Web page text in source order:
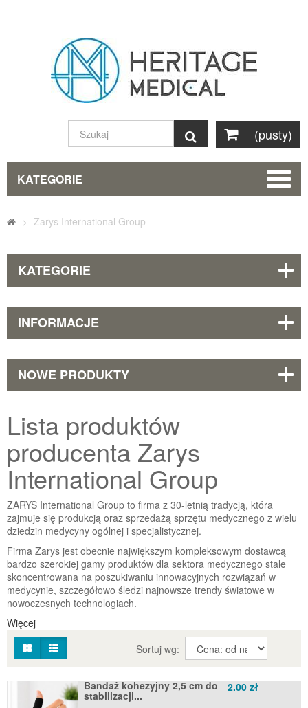
(pusty)
Szukaj
KATEGORIE
> Zarys International Group
KATEGORIE
INFORMACJE
NOWE PRODUKTY
Lista produktów
producenta Zarys
International Group
ZARYS International Group to firma z 30-letnią tradycją, która
zajmuje się produkcją oraz sprzedażą sprzętu medycznego z wielu
dziedzin medycyny ogólnej i specjalistycznej.
Firma Zarys jest obecnie największym kompleksowym dostawcą
bardzo szerokiej gamy produktów dla sektora medycznego stale
skoncentrowana na poszukiwaniu innowacyjnych rozwiązań w
medycynie, szczegółowo śledzi najnowsze trendy światowe w
nowoczesnych technologiach.
Więcej
Sortuj wg:
Bandaż kohezyjny 2,5 cm do
stabilizacji...
2.00 zł